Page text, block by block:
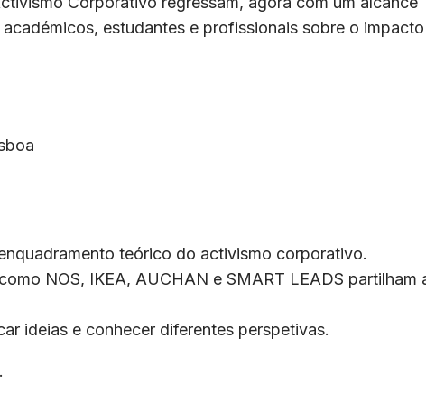
estudantes e profissionais sobre o
teórico do activismo corporativo.
NOS, IKEA, AUCHAN e SMART LEADS partilham
ideias e conhecer diferentes perspetivas.